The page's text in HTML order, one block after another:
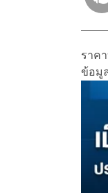
ราค
ข้อมู